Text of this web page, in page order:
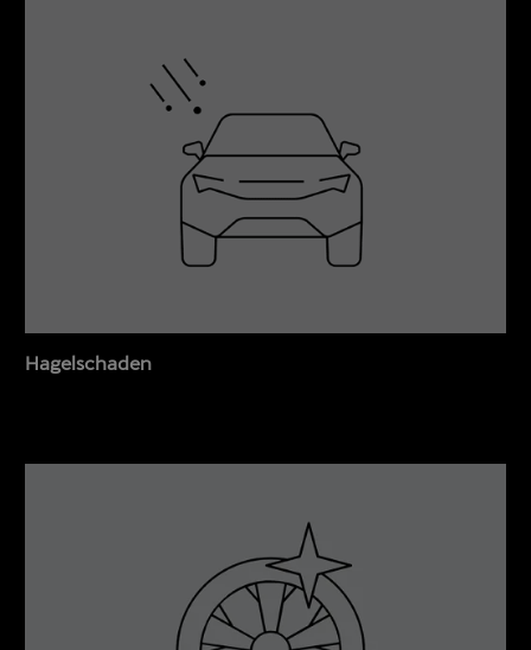
Hagelschaden